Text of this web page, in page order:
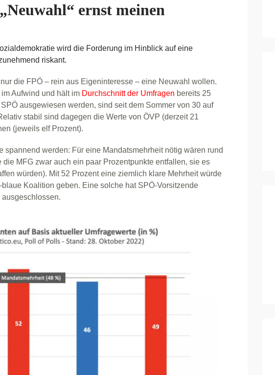
ernst meinen
wird die Forderung im Hinblick auf eine
riskant.
die FPÖ – rein aus Eigeninteresse – eine Neuwahl wollen.
Aufwind und hält im Durchschnitt der Umfragen bereits 25
ausgewiesen werden, sind seit dem Sommer von 30 auf
stabil sind dagegen die Werte von ÖVP (derzeit 21
(jeweils elf Prozent).
spannend werden: Für eine Mandatsmehrheit nötig wären rund
MFG zwar auch ein paar Prozentpunkte entfallen, sie es
würden). Mit 52 Prozent eine ziemlich klare Mehrheit würde
Koalition geben. Eine solche hat SPÖ-Vorsitzende